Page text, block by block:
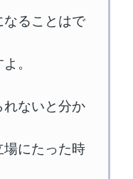
ることはで
。
ないと分か
にたった時